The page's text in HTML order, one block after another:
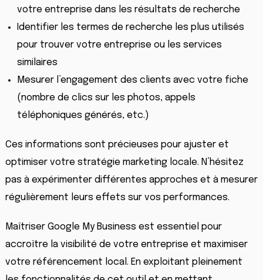
votre entreprise dans les résultats de recherche
Identifier les termes de recherche les plus utilisés
pour trouver votre entreprise ou les services
similaires
Mesurer l’engagement des clients avec votre fiche
(nombre de clics sur les photos, appels
téléphoniques générés, etc.)
Ces informations sont précieuses pour ajuster et
optimiser votre stratégie marketing locale. N’hésitez
pas à expérimenter différentes approches et à mesurer
régulièrement leurs effets sur vos performances.
Maîtriser Google My Business est essentiel pour
accroître la visibilité de votre entreprise et maximiser
votre référencement local. En exploitant pleinement